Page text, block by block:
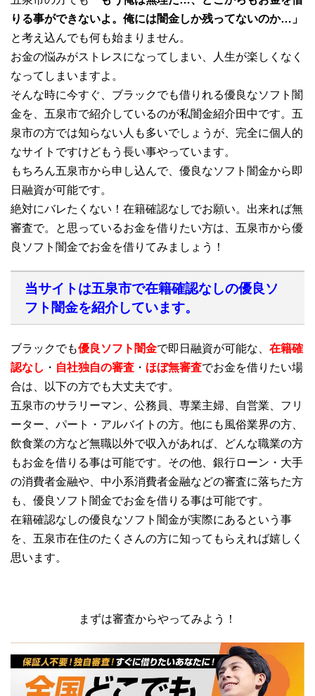
りる事ができないよ。俺には闇金しか残ってないのか…」
と考え込んでも何も始まりません。
お金の悩みがストレスになってしまい、人生が楽しくなく
なってしまいますよ。
そんな時に今すぐ、ブラックでも借りれる優良なソフト闇
金を、五泉市で紹介しているのが私闇金紹介田中です。五
泉市の方では知らない人も多いでしょうが、完全に個人的
なサイトですけどもう長い事やっています。
もちろん五泉市から申し込んで、優良なソフト闇金から即
日融資が可能です。
絶対にバレたくない！在籍確認なしでお願い。出来れば無
審査で。と思っているお金を借りたい方は、五泉市から優
良ソフト闇金でお金を借りてみましょう！
当サイトは五泉市で在籍確認なしの優良ソ
フト闇金を紹介しています。
ブラックでも優良ソフト闇金で即日融資が可能な、 在籍確
認なし ・ 自社独自の審査 ・ ほぼ無審査でお金を借りたい場
合は、以下の方でも大丈夫です。
五泉市のサラリーマン、公務員、専業主婦、自営業、フリ
ーター、パート・アルバイトの方。他にも風俗業界の方、
飲食業の方など無職以外で収入があれば、どんな職業の方
もお金を借りる事は可能です。その他、銀行ローン・大手
の消費者金融や、中小系消費者金融などの審査に落ちた方
も、優良ソフト闇金でお金を借りる事は可能です。
在籍確認なしの優良なソフト闇金が実際にあるという事
を、五泉市在住のたくさんの方に知ってもらえれば嬉しく
思います。
まずは審査からやってみよう！